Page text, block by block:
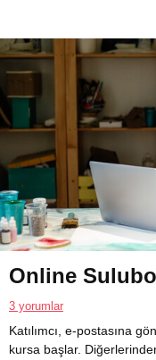
Online
3 yorumlar
Katılımcı, e-postasına
kursa başlar.